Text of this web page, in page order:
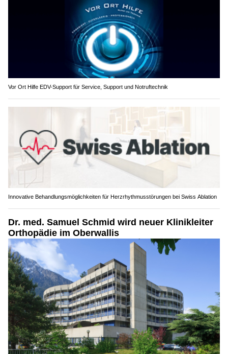
Vor Ort Hilfe EDV-Support für Service, Support und Notruftechnik
Innovative Behandlungsmöglichkeiten für Herzrhythmusstörungen bei Swiss Ablation
Dr. med. Samuel Schmid wird neuer Klinikleiter
Orthopädie im Oberwallis